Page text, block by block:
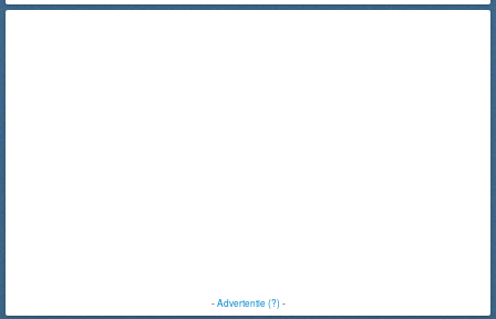
-Advertentie (?)-